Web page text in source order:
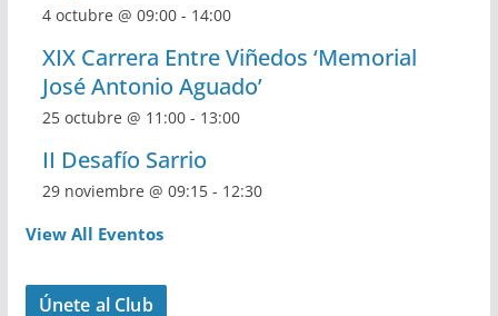
4 octubre @ 09:00- 14:00
XIX Carrera Entre Viñedos ‘Memorial
José Antonio Aguado’
25 octubre @ 11:00- 13:00
II Desafío Sarrio
29 noviembre @ 09:15- 12:30
View All Eventos
Únete al Club